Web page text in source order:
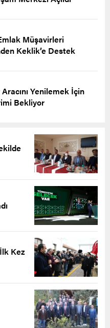
Müşavirleri
Keklik’e Destek
Yenilemek İçin
Bekliyor
Kez